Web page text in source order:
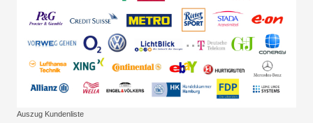
Auszug Kundenliste